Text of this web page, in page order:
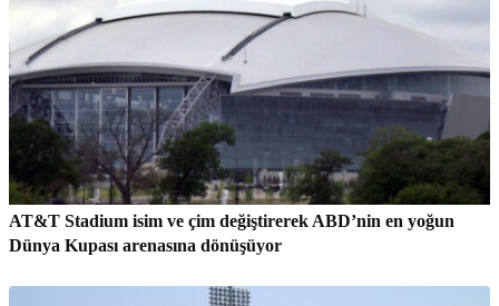
AT&T Stadium isim ve çim değiştirerek ABD’nin en yoğun
Dünya Kupası arenasına dönüşüyor